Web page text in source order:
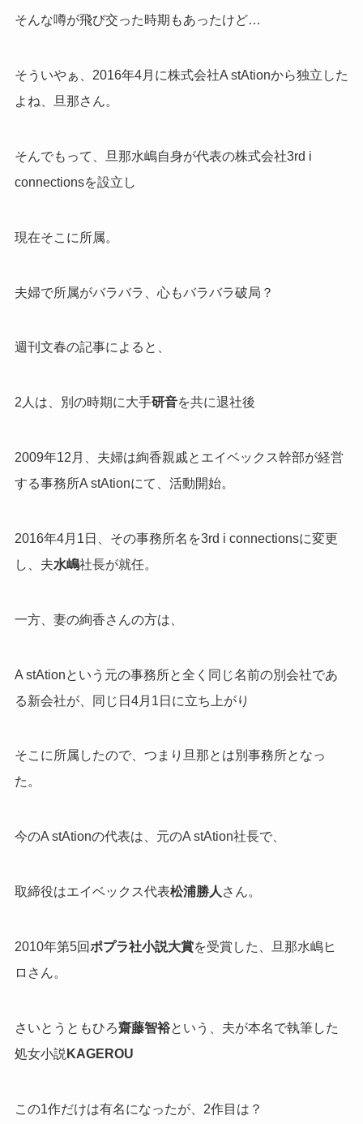
そんな噂が飛び交った時期もあったけど…
そういやぁ、2016年4月に株式会社A stAtionから独立した
よね、旦那さん。
そんでもって、旦那水嶋自身が代表の株式会社3rd i
connectionsを設立し
現在そこに所属。
夫婦で所属がバラバラ、心もバラバラ破局？
週刊文春の記事によると、
2人は、別の時期に大手研音を共に退社後
2009年12月、夫婦は絢香親戚とエイベックス幹部が経営
する事務所A stAtionにて、活動開始。
2016年4月1日、その事務所名を3rd i connectionsに変更
し、夫水嶋社長が就任。
一方、妻の絢香さんの方は、
A stAtionという元の事務所と全く同じ名前の別会社であ
る新会社が、同じ日4月1日に立ち上がり
そこに所属したので、つまり旦那とは別事務所となっ
た。
今のA stAtionの代表は、元のA stAtion社長で、
取締役はエイベックス代表松浦勝人 さん。
2010年第5回ポプラ社小説大賞を受賞した、旦那水嶋ヒ
ロさん。
さいとうともひろ齋藤智裕という、夫が本名で執筆した
処女小説 KAGEROU
この1作だけは有名になったが、2作目は？